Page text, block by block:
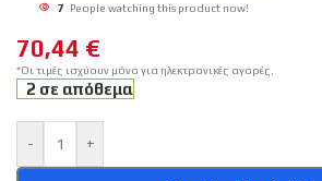
7 People watching this product now!
70,44 €
*Οι τιμές ισχύουν μόνο για ηλεκτρονικές αγορές.
2 σε απόθεμα
- +